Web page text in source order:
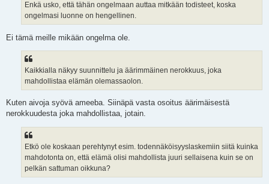
Enkä usko, että tähän ongelmaan auttaa mitkään todisteet, koska
ongelmasi luonne on hengellinen.
Ei tämä meille mikään ongelma ole.
Kaikkialla näkyy suunnittelu ja äärimmäinen nerokkuus, joka
mahdollistaa elämän olemassaolon.
Kuten aivoja syövä ameeba. Siinäpä vasta osoitus äärimäisestä
nerokkuudesta joka mahdollistaa, jotain.
Etkö ole koskaan perehtynyt esim. todennäköisyyslaskemiin siitä kuinka
mahdotonta on, että elämä olisi mahdollista juuri sellaisena kuin se on
pelkän sattuman oikkuna?